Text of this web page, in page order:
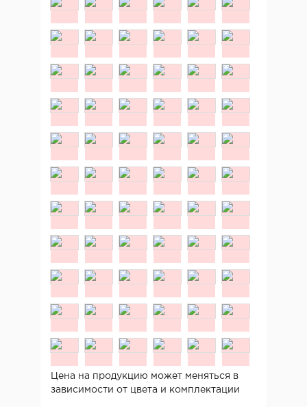
Цена на продукцию может меняться в
зависимости от цвета и комплектации